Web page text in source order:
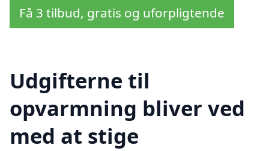
Få 3 tilbud, gratis og uforpligtende
Udgifterne til
opvarmning bliver ved
med at stige